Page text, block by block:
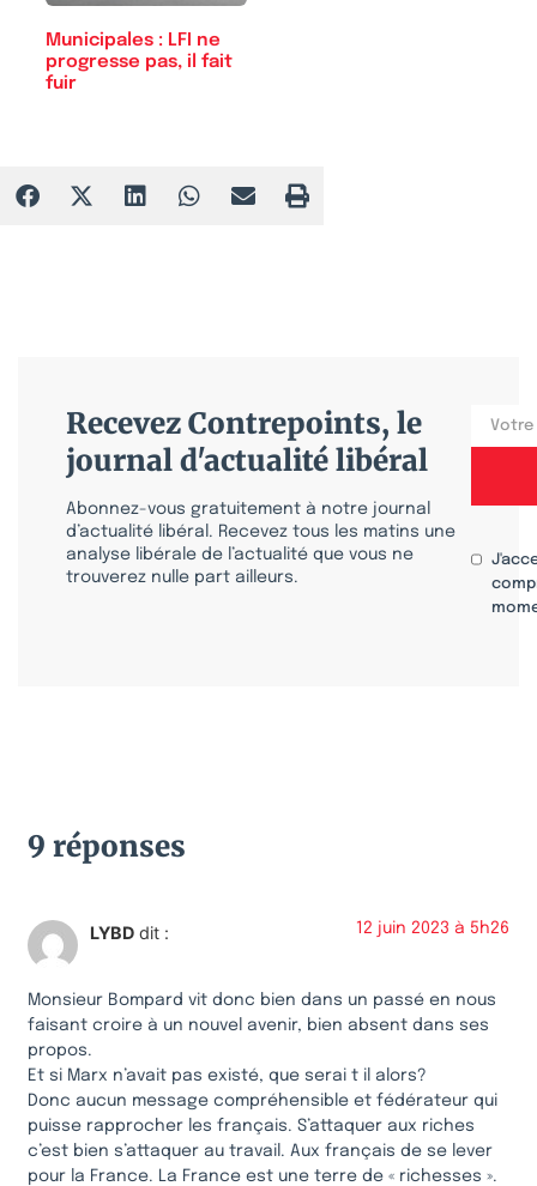
Municipales : LFI ne
progresse pas, il fait
fuir
Recevez Contrepoints, le
journal d'actualité libéral
Abonnez-vous gratuitement à notre journal
d’actualité libéral. Recevez tous les matins une
analyse libérale de l’actualité que vous ne
trouverez nulle part ailleurs.
9 réponses
LYBD dit : 12 juin 2023 à 5h26
Monsieur Bompard vit donc bien dans un passé en nous
faisant croire à un nouvel avenir, bien absent dans ses
propos.
Et si Marx n’avait pas existé, que serai t il alors?
Donc aucun message compréhensible et fédérateur qui
puisse rapprocher les français. S’attaquer aux riches
c’est bien s’attaquer au travail. Aux français de se lever
pour la France. La France est une terre de « richesses ».